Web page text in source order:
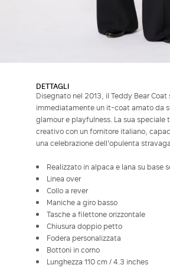
DETTAGLI
Disegnato nel 2013, il Teddy Bear
immediatamente un it-coat amato da
glamour e playfulness. La sua
creativo con un fornitore italiano,
una celebrazione dell'opulenta
Realizzato in alpaca e lana su base
Linea over
Collo a rever
Maniche a giro basso
Tasche a filettone orizzontale
Chiusura doppio petto
Fodera personalizzata
Bottoni in corno
Lunghezza 110 cm / 4.3 inches